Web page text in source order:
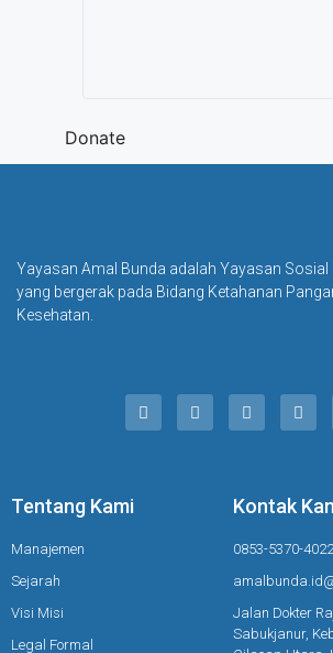
Donate
Yayasan Amal Bunda adalah Yayasan
yang bergerak pada Bidang Ketahanan
Kesehatan.
Tentang Kami
Manajemen
Sejarah
Visi Misi
Legal Formal
Kontak
0853-5370-4022
Jalan Dokter
Sabukjanur,